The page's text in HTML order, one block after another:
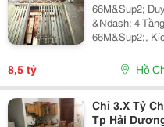
66M&Sup2;
&Ndash; 4
66M&Sup2;,
Cấu 4 Tầng Bê
Vệ Sinh ✔️ Có
8,5 tỷ Hồ
Chỉ 3.X Tỷ
Tp Hải